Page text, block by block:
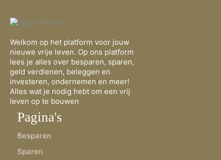
Welkom op het platform voor jouw
nieuwe vrije leven. Op ons platform
lees je alles over besparen, sparen,
geld verdienen, beleggen en
investeren, ondernemen en meer!
Alles wat je nodig hebt om een vrij
leven op te bouwen
Pagina's
Besparen
Sparen